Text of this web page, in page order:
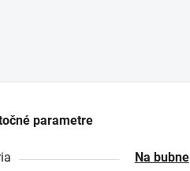
parametre
Na bubne